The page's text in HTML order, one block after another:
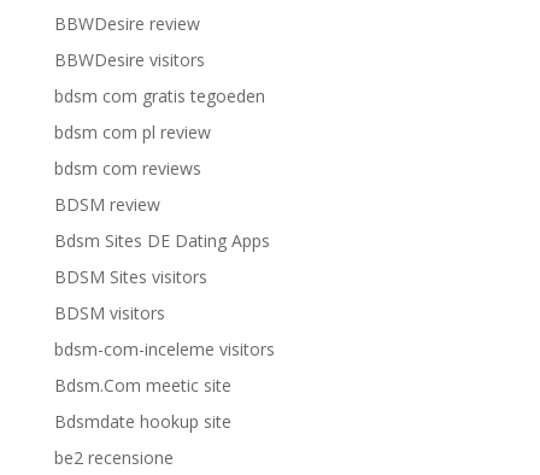
BBWDesire review
BBWDesire visitors
bdsm com gratis tegoeden
bdsm com pl review
bdsm com reviews
BDSM review
Bdsm Sites DE Dating Apps
BDSM Sites visitors
BDSM visitors
bdsm-com-inceleme visitors
Bdsm.Com meetic site
Bdsmdate hookup site
be2 recensione